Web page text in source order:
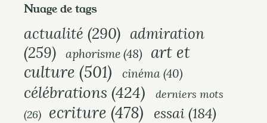
Nuage de tags
actualité (290) admiration
(259)
aphorisme (48) art et
culture (501) cinéma (40)
célébrations (424)
derniers mots
(26)
ecriture (478) essai (184)